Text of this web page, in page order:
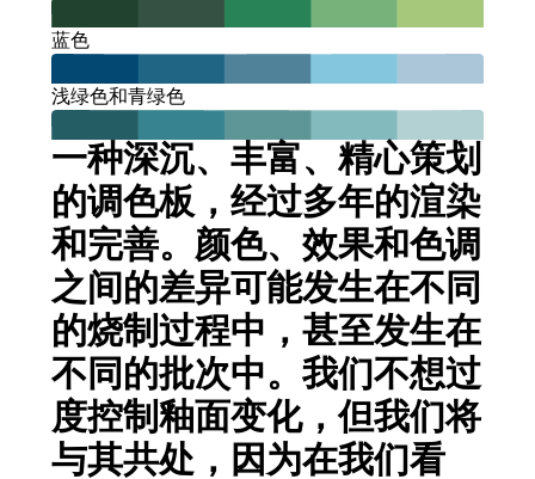
蓝色
浅绿色和青绿色
一种深沉、丰富、精心策划
的调色板，经过多年的渲染
和完善。颜色、效果和色调
之间的差异可能发生在不同
的烧制过程中，甚至发生在
不同的批次中。我们不想过
度控制釉面变化，但我们将
与其共处，因为在我们看